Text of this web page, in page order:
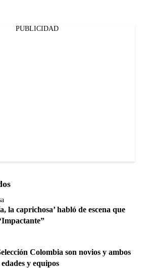
PUBLICIDAD
la caprichosa’ habló de escena que
Colombia son novios y ambos
y equipos